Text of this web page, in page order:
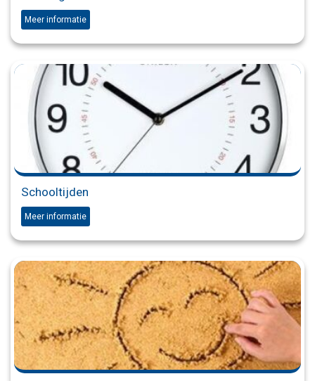
Meer informatie
Schooltijden
Meer informatie